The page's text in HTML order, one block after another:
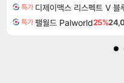
특가
특가 팰월드 Palworld25%